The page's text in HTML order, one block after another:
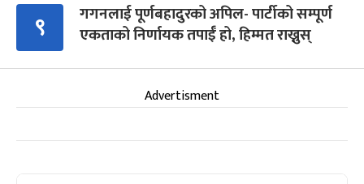
९
गगनलाई पूर्णबहादुरको अपिल- पार्टीको सम्पूर्ण
एकताको निर्णायक तपाईँ हो, हिम्मत राख्नुस्
Advertisment